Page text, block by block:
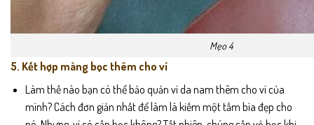
Mẹo 4
5. Kết hợp màng bọc thêm cho ví
Làm thế nào bạn có thể bảo quản ví da nam thêm cho ví của
mình? Cách đơn giản nhất để làm là kiếm một tấm bìa đẹp cho